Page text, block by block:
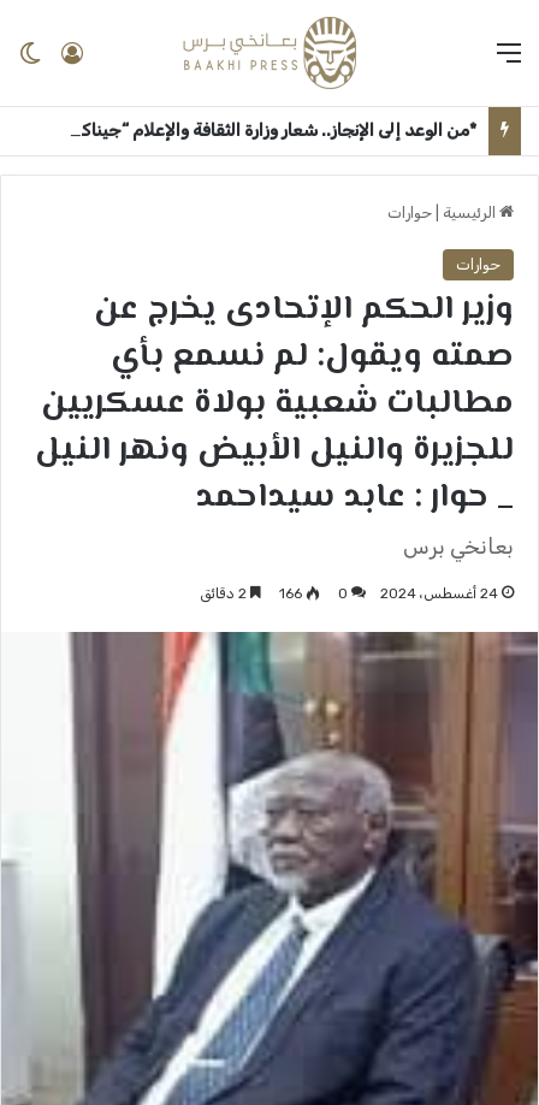
الرئيسية حوارات
حوارات
وزير الحكم الإتحادى يخرج عن
صمته ويقول: لم نسمع بأي
مطالبات شعبية بولاة عسكريين
للجزيرة والنيل الأبيض ونهر النيل
_ حوار : عابد سيداحمد
بعانخي برس
24 أغسطس، 2024 0
166